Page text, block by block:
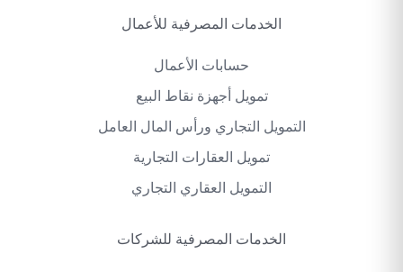
الخدمات المصرفية للأعمال
حسابات الأعمال
تمويل أجهزة نقاط البيع
التمويل التجاري ورأس المال العامل
تمويل العقارات التجارية
التمويل العقاري التجاري
الخدمات المصرفية للشركات